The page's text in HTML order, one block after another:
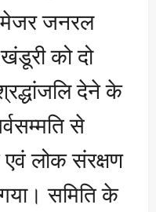
मेजर जनरल
को दो
देने के
से
एवं लोक संरक्षण
समिति के